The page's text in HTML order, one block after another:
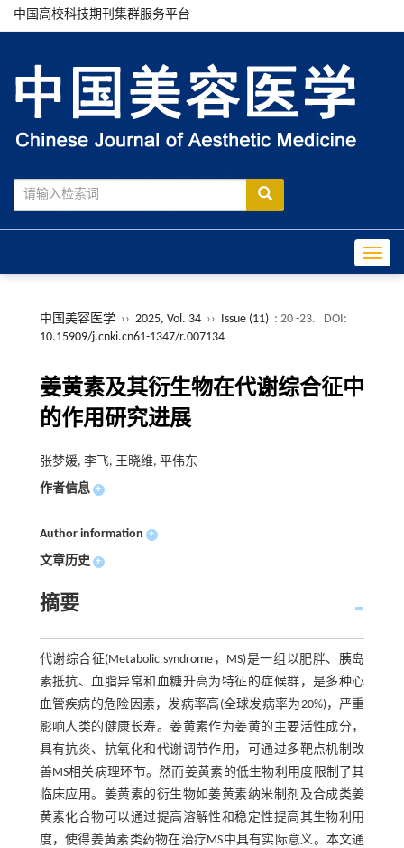
中国高校科技期刊集群服务平台
中国美容医学 ›› 2025, Vol. 34 ›› Issue (11) : 20 -23.
DOI:
10.15909/j.cnki.cn61-1347/r.007134
姜黄素及其衍生物在代谢综合征中
的作用研究进展
张梦媛, 李飞, 王晓维, 平伟东
作者信息 +
Author information +
文章历史 +
摘要
代谢综合征(Metabolic syndrome，MS)是一组以肥胖、胰岛
素抵抗、血脂异常和血糖升高为特征的症候群，是多种心
血管疾病的危险因素，发病率高(全球发病率为20%)，严重
影响人类的健康长寿。姜黄素作为姜黄的主要活性成分，
具有抗炎、抗氧化和代谢调节作用，可通过多靶点机制改
善MS相关病理环节。然而姜黄素的低生物利用度限制了其
临床应用。姜黄素的衍生物如姜黄素纳米制剂及合成类姜
黄素化合物可以通过提高溶解性和稳定性提高其生物利用
度，使得姜黄素类药物在治疗MS中具有实际意义。本文通